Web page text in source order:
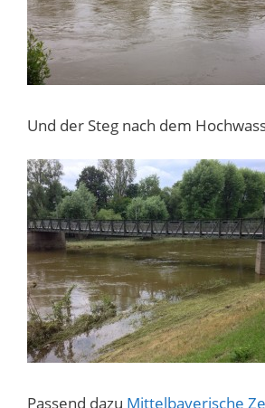
Und der Steg nach dem
Passend dazu Mittelbayerische